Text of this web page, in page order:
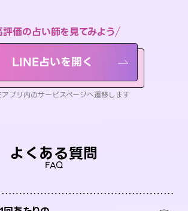
評価の占い師を見てみよう
LINE占いを開く
プリ内のサービスページへ遷移します
よくある質問
FAQ